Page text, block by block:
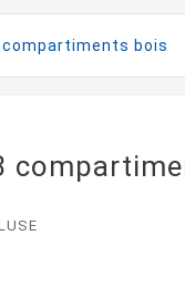
compartiments bois